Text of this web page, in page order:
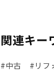
関連キー
#中古 #リフ